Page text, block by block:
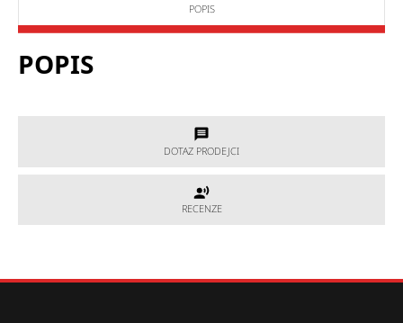
POPIS
POPIS
DOTAZ PRODEJCI
DOTAZ PRODEJCI
Neváhejte se na nás obrátit a my Vám rádi pomůžeme.
RECENZE